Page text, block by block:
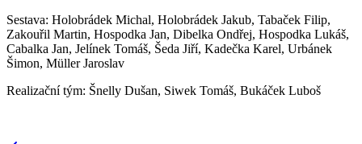
Sestava: Holobrádek Michal, Holobrádek Jakub, Tabaček Filip,
Zakouřil Martin, Hospodka Jan, Dibelka Ondřej, Hospodka Lukáš,
Cabalka Jan, Jelínek Tomáš, Šeda Jiří, Kadečka Karel, Urbánek
Šimon, Müller Jaroslav
Realizační tým: Šnelly Dušan, Siwek Tomáš, Bukáček Luboš